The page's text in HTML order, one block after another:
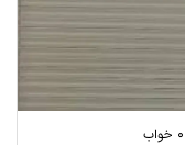
0 خواب